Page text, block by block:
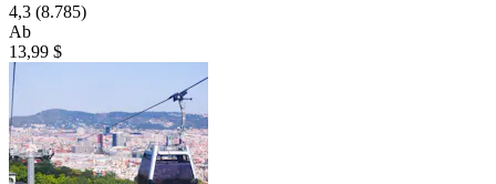
4,3 (8.785)
Ab
13,99 $